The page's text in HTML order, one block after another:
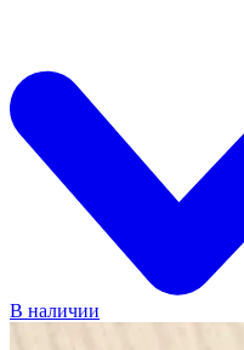
В наличии